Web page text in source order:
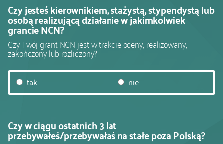
Czy jesteś kierownikiem, stażystą, stypendystą lub
osobą realizującą działanie w jakimkolwiek
grancie NCN?
Czy Twój grant NCN jest w trakcie oceny, realizowany,
zakończony lub rozliczony?
tak nie
Czy w ciąguostatnich 3 lat
przebywałeś/przebywałaś na stałe poza Polską?